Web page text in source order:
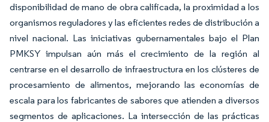
disponibilidad de mano de obra calificada, la proximidad a los
organismos reguladores y las eficientes redes de distribución a
nivel nacional. Las iniciativas gubernamentales bajo el Plan
PMKSY impulsan aún más el crecimiento de la región al
centrarse en el desarrollo de infraestructura en los clústeres de
procesamiento de alimentos, mejorando las economías de
escala para los fabricantes de sabores que atienden a diversos
segmentos de aplicaciones. La intersección de las prácticas